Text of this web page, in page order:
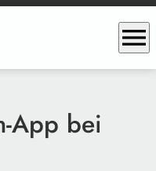
menu
App bei